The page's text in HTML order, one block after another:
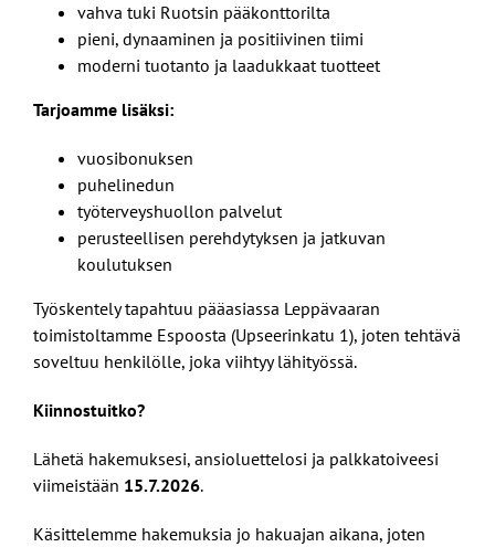
vahva tuki Ruotsin pääkonttorilta
pieni, dynaaminen ja positiivinen tiimi
moderni tuotanto ja laadukkaat tuotteet
Tarjoamme lisäksi:
vuosibonuksen
puhelinedun
työterveyshuollon palvelut
perusteellisen perehdytyksen ja jatkuvan
koulutuksen
Työskentely tapahtuu pääasiassa Leppävaaran
toimistoltamme Espoosta (Upseerinkatu 1), joten tehtävä
soveltuu henkilölle, joka viihtyy lähityössä.
Kiinnostuitko?
Lähetä hakemuksesi, ansioluettelosi ja palkkatoiveesi
viimeistään 15.7.2026.
Käsittelemme hakemuksia jo hakuajan aikana, joten